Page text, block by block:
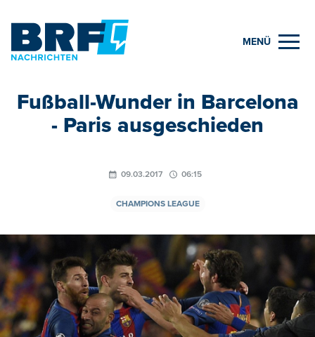
MENÜ
Fußball-Wunder in Barcelona
- Paris ausgeschieden
09.03.2017 06:15
CHAMPIONS LEAGUE